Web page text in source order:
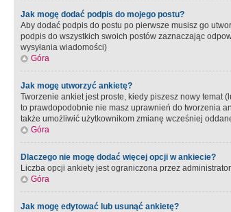
Jak mogę dodać podpis do mojego postu?
Aby dodać podpis do postu po pierwsze musisz go
podpis do wszystkich swoich postów zaznaczając
wysyłania wiadomości)
Góra
Jak mogę utworzyć ankietę?
Tworzenie ankiet jest proste, kiedy piszesz nowy
to prawdopodobnie nie masz uprawnień do tworzenia
także umożliwić użytkownikom zmianę wcześniej
Góra
Dlaczego nie mogę dodać więcej opcji w ankiecie?
Liczba opcji ankiety jest ograniczona przez
Góra
Jak mogę edytować lub usunąć ankietę?